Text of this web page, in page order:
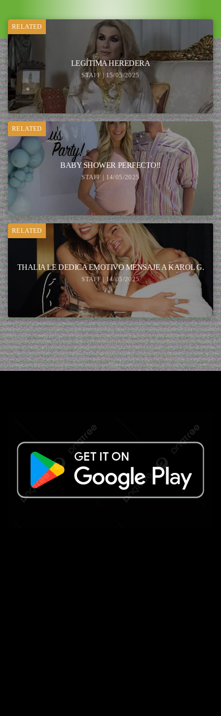
RELATED
LEGÍTIMA HEREDERA
STAFF | 15/05/2025
RELATED
BABY SHOWER PERFECTO!!
STAFF | 14/05/2025
RELATED
THALIA LE DEDICA EMOTIVO MENSAJE A KAROL G.
STAFF | 14/05/2025